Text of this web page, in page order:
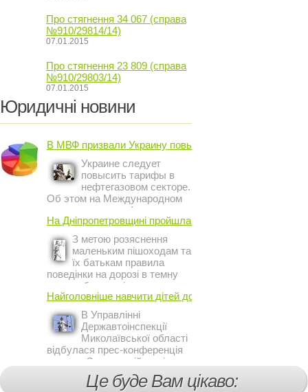
Про стягнення 34 067 (справа
№910/29814/14)
07.01.2015
Про стягнення 23 809 (справа
№910/29803/14)
07.01.2015
Юридичні новини
В МВФ призвали Украину повысить ...
Украине следует
повысить тарифы в
нефтегазовом секторе.
Об этом на Международном
инвестиционном форуме в
Киеве заявил постоянный
представитель МВФ на
Украине Жером Ваше.
На Дніпропетровщині пройшла акція ...
З метою розяснення
маленьким пішоходам та
їх батькам правила
поведінки на дорозі в темну
пору доби, працівники сектору
профілактичної роботи відділу
ДАІ з обслуговування міста
Кривий Ріг провели ...
Найголовніше навчити дітей дотримуватися ...
В Управлінні
Державтоінспекції
Миколаївської області
відбулася прес-конференція
на тему Стан аварійності за
участю, з вини дітей і
пішоходів.Це буде Вам цікаво: